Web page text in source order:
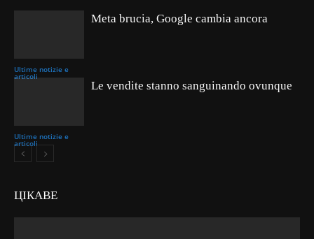
Ultime notizie e
articoli
Meta brucia, Google cambia ancora
Ultime notizie e
articoli
Le vendite stanno sanguinando ovunque
ЦІКАВЕ